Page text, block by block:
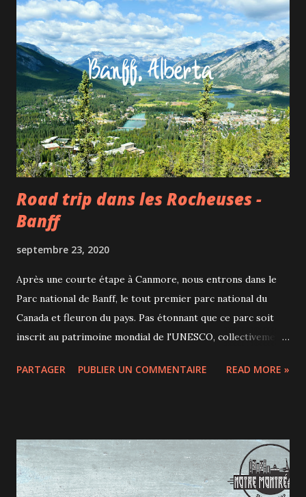
s'adapte aux consignes de la santé publique sur la COVID.
Mais même si le masque doit être porté pendant les
déplacements dans le restaurant et qu'il n'est plus possible
de danser, l'ambiance est tout de même bien là! Le soir où
on y est allé, on a particulièrement apprécié les reprises de
grands standards à la guitare par Sébastien Brault. Une
nouvelle carte des cocktails a été concoctée par le réputé
mixologue montréalais Lawrence Picard. Des cocktails
classi...
Road trip dans les Rocheuses -
Banff
septembre 23, 2020
Après une courte étape à Canmore, nous entrons dans le
Parc national de Banff, le tout premier parc national du
Canada et fleuron du pays. Pas étonnant que ce parc soit
inscrit au patrimoine mondial de l'UNESCO, collectivement
canadiennes. Dans ce grand coin de l'Alberta, les activités ne
faire du cyclisme / escalade / navigation. En hiver, on y
vient pour le ski alpin ou de fond, mais aussi les randonnées
hivernales à pied ou en raquettes. 3 millions de visiteurs
PARTAGER PUBLIER UN COMMENTAIRE READ MORE »